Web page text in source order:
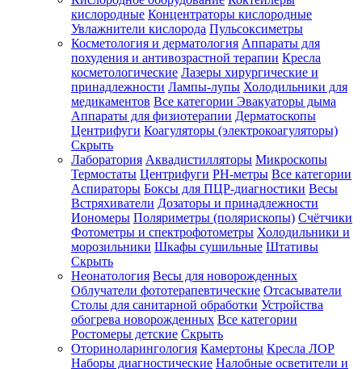
Зарегистрироваться
Зачем
регистрироваться?
Все
покупки
одном
месте
Личный
менеджер
Отслеживание
статуса
заказа
кислородные Концентраторы кислородные
Увлажнители кислорода Пульсоксиметры
Косметология и дерматология Аппараты для
похудения и антивозрастной терапии Кресла
косметологические Лазеры хирургические и
принадлежности Лампы-лупы Холодильники для
медикаментов Все категории Эвакуаторы дыма
Аппараты для физиотерапии Дерматоскопы
Центрифуги Коагуляторы (электрокоагуляторы)
Скрыть
Лаборатория Аквадистилляторы Микроскопы
Термостаты Центрифуги PH-метры Все категории
Аспираторы Боксы для ПЦР-диагностики Весы
Встряхиватели Дозаторы и принадлежности
Иономеры Поляриметры (полярископы) Счётчики
Фотометры и спектрофотометры Холодильники и
морозильники Шкафы сушильные Штативы
Скрыть
Неонатология Весы для новорожденных
Облучатели фототерапевтические Отсасыватели
Столы для санитарной обработки Устройства
обогрева новорожденных Все категории
Ростомеры детские Скрыть
Оториноларингология Камертоны Кресла ЛОР
Наборы диагностические Налобные осветители и